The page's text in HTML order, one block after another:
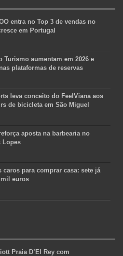
entra no Top 3 de vendas no
em Portugal
Turismo aumentam em 2026 e
plataformas de reservas
leva conceito do FeelViana aos
de bicicleta em São Miguel
aposta na barbearia no
Lopes
caros para comprar casa: sete já
euros
Praia D’El Rey com